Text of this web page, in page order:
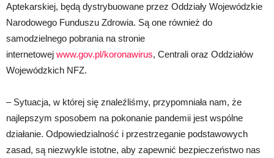
Aptekarskiej, będą dystrybuowane przez Oddziały Wojewódzkie
Narodowego Funduszu Zdrowia. Są one również do
samodzielnego pobrania na stronie
internetowej www.gov.pl/koronawirus, Centrali oraz Oddziałów
Wojewódzkich NFZ.
– Sytuacja, w której się znaleźliśmy, przypomniała nam, że
najlepszym sposobem na pokonanie pandemii jest wspólne
działanie. Odpowiedzialność i przestrzeganie podstawowych
zasad, są niezwykle istotne, aby zapewnić bezpieczeństwo nas